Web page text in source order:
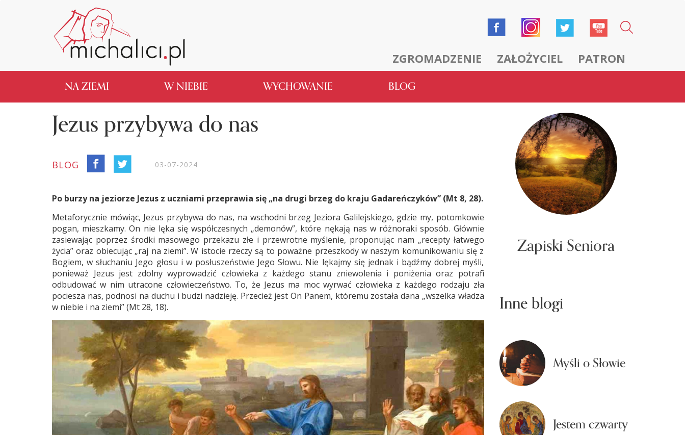
ZGROMADZENIE ZAŁOŻYCIEL PATRON
NA ZIEMI W NIEBIE WYCHOWANIE BLOG
Jezus przybywa do nas
BLOG 03-07-2024
Po burzy na jeziorze Jezus z uczniami przeprawia się „na drugi brzeg do kraju Gadareńczyków” (Mt 8, 28).
Metaforycznie mówiąc, Jezus przybywa do nas, na wschodni brzeg Jeziora Galilejskiego, gdzie my, potomkowie
pogan, mieszkamy. On nie lęka się współczesnych „demonów”, które nękają nas w różnoraki sposób. Głównie
zasiewając poprzez środki masowego przekazu złe i przewrotne myślenie, proponując nam „recepty łatwego
życia” oraz obiecując „raj na ziemi”. W istocie rzeczy są to poważne przeszkody w naszym komunikowaniu się z
Bogiem, w słuchaniu Jego głosu i w posłuszeństwie Jego Słowu. Nie lękajmy się jednak i bądźmy dobrej myśli,
ponieważ Jezus jest zdolny wyprowadzić człowieka z każdego stanu zniewolenia i poniżenia oraz potrafi
odbudować w nim utracone człowieczeństwo. To, że Jezus ma moc wyrwać człowieka z każdego rodzaju zła
pociesza nas, podnosi na duchu i budzi nadzieję. Przecież jest On Panem, któremu została dana „wszelka władza
w niebie i na ziemi” (Mt 28, 18).
Zapiski Seniora
Inne blogi
Myśli o Słowie
Jestem czwarty